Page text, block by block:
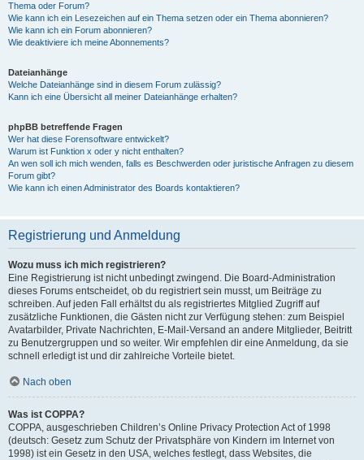
Thema oder Forum?
Wie kann ich ein Lesezeichen auf ein Thema setzen oder ein Thema abonnieren?
Wie kann ich ein Forum abonnieren?
Wie deaktiviere ich meine Abonnements?
Dateianhänge
Welche Dateianhänge sind in diesem Forum zulässig?
Kann ich eine Übersicht all meiner Dateianhänge erhalten?
phpBB betreffende Fragen
Wer hat diese Forensoftware entwickelt?
Warum ist Funktion x oder y nicht enthalten?
An wen soll ich mich wenden, falls es Beschwerden oder juristische Anfragen zu diesem
Forum gibt?
Wie kann ich einen Administrator des Boards kontaktieren?
Registrierung und Anmeldung
Wozu muss ich mich registrieren?
Eine Registrierung ist nicht unbedingt zwingend. Die Board-Administration
dieses Forums entscheidet, ob du registriert sein musst, um Beiträge zu
schreiben. Auf jeden Fall erhältst du als registriertes Mitglied Zugriff auf
zusätzliche Funktionen, die Gästen nicht zur Verfügung stehen: zum Beispiel
Avatarbilder, Private Nachrichten, E-Mail-Versand an andere Mitglieder, Beitritt
zu Benutzergruppen und so weiter. Wir empfehlen dir eine Anmeldung, da sie
schnell erledigt ist und dir zahlreiche Vorteile bietet.
Nach oben
Was ist COPPA?
COPPA, ausgeschrieben Children’s Online Privacy Protection Act of 1998
(deutsch: Gesetz zum Schutz der Privatsphäre von Kindern im Internet von
1998) ist ein Gesetz in den USA, welches festlegt, dass Websites, die